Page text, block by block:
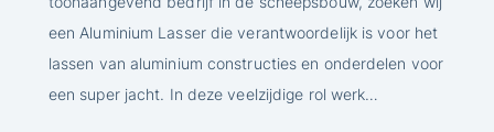
een Aluminium Lasser die verantwoordelijk is voor het
lassen van aluminium constructies en onderdelen voor
een super jacht. In deze veelzijdige rol werk…